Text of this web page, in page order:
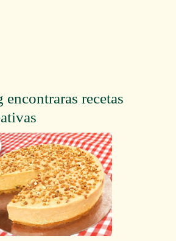
encontraras recetas